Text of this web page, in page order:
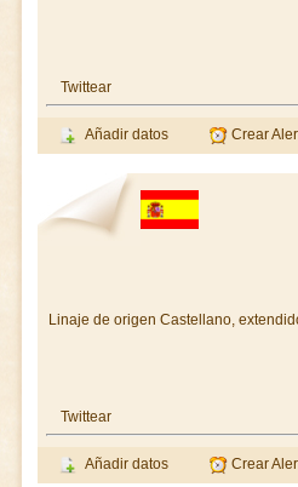
Twittear
Añadir datos Crear
Linaje de origen Castellano,
Twittear
Añadir datos Crear